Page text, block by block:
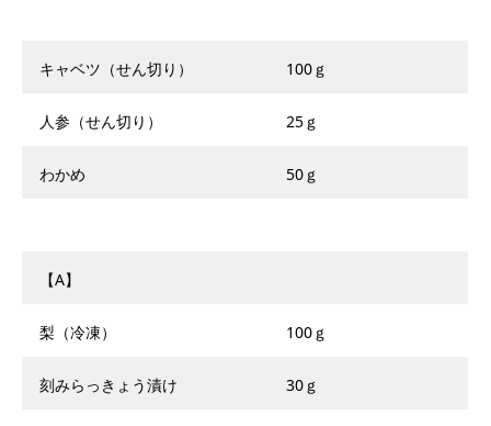
キャベツ（せん切り） 100ｇ
人参（せん切り） 25ｇ
わかめ 50ｇ
【A】
梨（冷凍） 100ｇ
刻みらっきょう漬け 30ｇ